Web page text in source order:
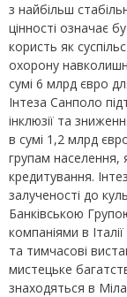
з найбільш
цінності означає
користь як
охорону
сумі 6 млрд євро
Інтеза Санполо
інклюзії та
в сумі 1,2 млрд
групам
кредитування.
залученості до
Банківською
компаніями в
та тимчасові
мистецьке
знаходяться в